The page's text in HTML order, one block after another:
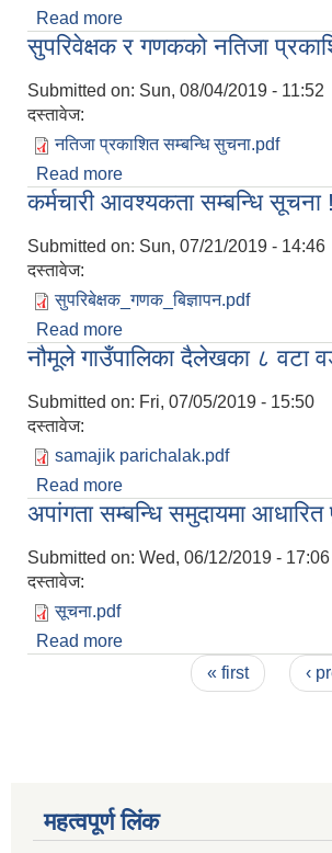
Read more
सुपरिवेक्षक र गणकको नतिजा
Submitted on: Sun, 08/04/2019 - 11:52
दस्तावेज:
नतिजा प्रकाशित सम्बन्धि सुचना.pdf
Read more
कर्मचारी आवश्यकता सम्बन्धि सूचना
Submitted on: Sun, 07/21/2019 - 14:46
दस्तावेज:
सुपरिबेक्षक_गणक_बिज्ञापन.pdf
Read more
नौमूले गाउँपालिका दैलेखका ८ वटा
Submitted on: Fri, 07/05/2019 - 15:50
दस्तावेज:
samajik parichalak.pdf
Read more
अपांगता सम्बन्धि समुदायमा
Submitted on: Wed, 06/12/2019 - 17:06
दस्तावेज:
सूचना.pdf
Read more
« first ‹
महत्वपूर्ण लिंक